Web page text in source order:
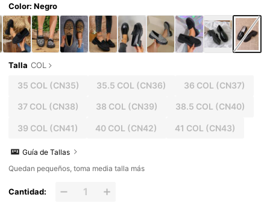
e altura tacón alto
Color: Negro
Talla COL
35 COL (CN35) 35.5 COL (CN36) 36 COL (CN37)
37 COL (CN38) 38 COL (CN39) 38.5 COL (CN40)
39 COL (CN41) 40 COL (CN42) 41 COL (CN43)
Guía de Tallas
Quedan pequeños, toma media talla más
Cantidad: